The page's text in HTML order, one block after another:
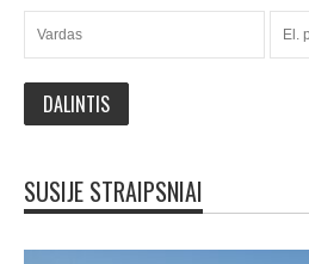
SUSIJE STRAIPSNIAI